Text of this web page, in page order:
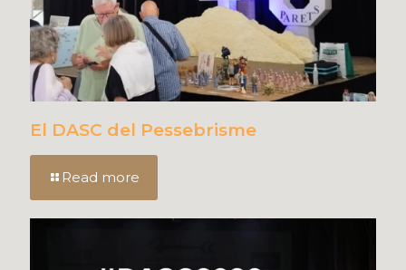
El DASC del Pessebrisme
Read more